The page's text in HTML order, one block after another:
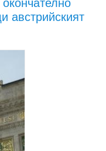
австрийският